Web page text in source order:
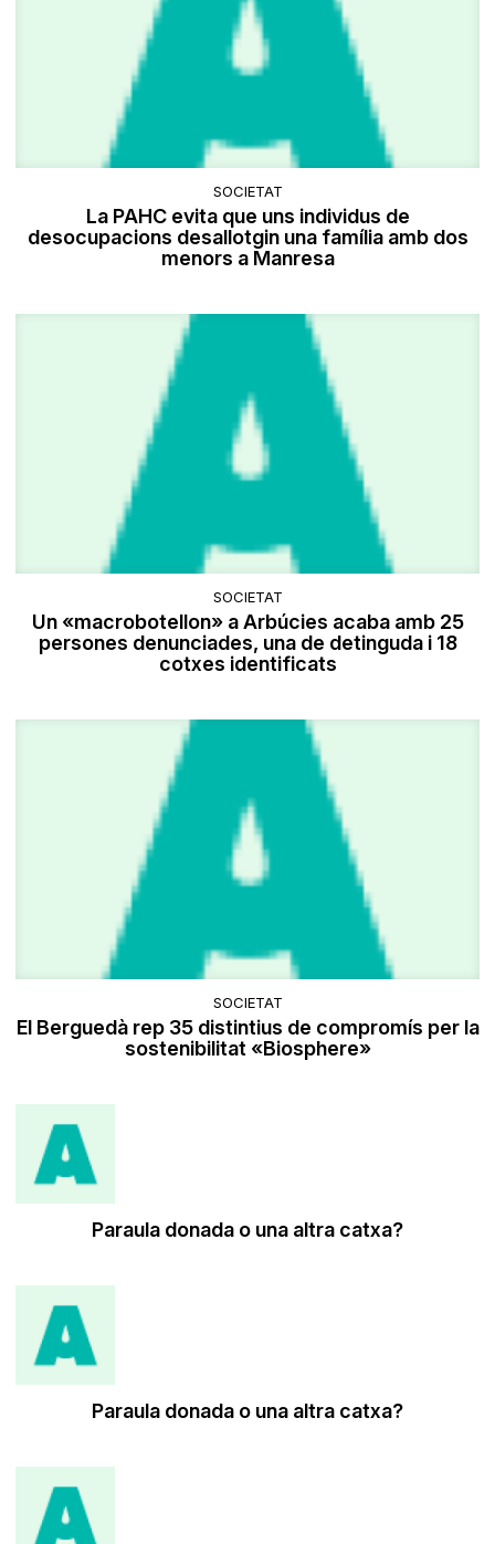
SOCIETAT
La PAHC evita que uns individus de
desocupacions desallotgin una família amb dos
menors a Manresa
SOCIETAT
Un «macrobotellon» a Arbúcies acaba amb 25
persones denunciades, una de detinguda i 18
cotxes identificats
SOCIETAT
El Berguedà rep 35 distintius de compromís per la
sostenibilitat «Biosphere»
Paraula donada o una altra catxa?
Paraula donada o una altra catxa?